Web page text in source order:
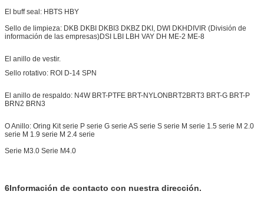
El buff seal: HBTS HBY
Sello de limpieza: DKB DKBI DKBI3 DKBZ DKI, DWI DKHDIVIR (División de
información de las empresas)DSI LBI LBH VAY DH ME-2 ME-8
El anillo de vestir.
Sello rotativo: ROI D-14 SPN
El anillo de respaldo: N4W BRT-PTFE BRT-NYLONBRT2BRT3 BRT-G BRT-P
BRN2 BRN3
O Anillo: Oring Kit serie P serie G serie AS serie S serie M serie 1.5 serie M 2.0
serie M 1.9 serie M 2.4 serie
Serie M3.0 Serie M4.0
6Información de contacto con nuestra dirección.